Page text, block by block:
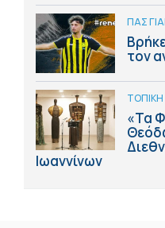
ΠΑΣ
τον
ΤΟΠΙΚΗ
«Τα
Ιωαννίνων